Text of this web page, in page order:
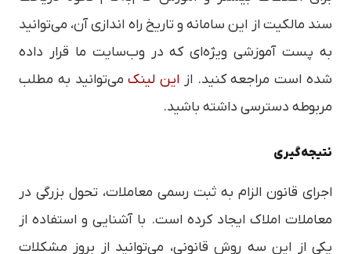
سند مالکیت از این سامانه و تاریخ راه اندازی آن، می‌توانید
به پست آموزشی ویژه‌ای که در وب‌سایت ما قرار داده
شده است مراجعه کنید. از این لینکمی‌توانید به مطلب
مربوطه دسترسی داشته باشید.
نتیجه‌گیری
اجرای قانون الزام به ثبت رسمی معاملات، تحول بزرگی در
معاملات املاک ایجاد کرده است. با آشنایی و استفاده از
یکی از این سه روش قانونی، می‌توانید از بروز مشکلات